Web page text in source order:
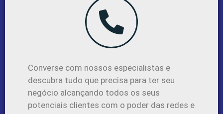
Converse com nossos especialistas e
descubra tudo que precisa para ter seu
negócio alcançando todos os seus
potenciais clientes com o poder das redes e